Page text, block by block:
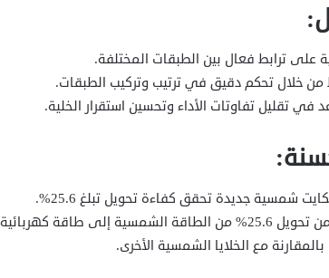
على ترابط فعال بين الطبقات المختلفة.
من خلال تحكم دقيق في ترتيب وتركيب الطبقات.
في تقليل تفاوتات الأداء وتحسين استقرار الخلية.
شمسية جديدة تحقق كفاءة تحويل تبلغ 25.6%.
إلى طاقة كهربائية.
بالمقارنة مع الخلايا الشمسية الأخرى.